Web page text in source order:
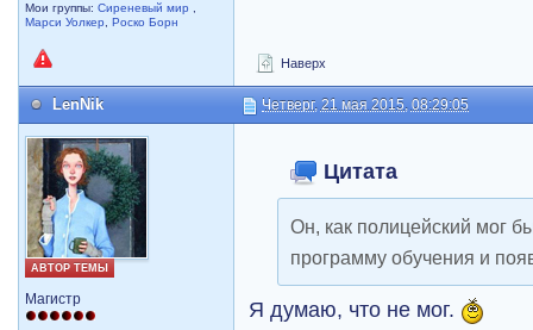
Мои группы:Сиреневый мир
Марси Уолкер
,Роско Борн
Наверх
LenNik Четверг, 21 мая 2015, 08:29:05
АВТОР ТЕМЫ
Магистр
Цитата
Он, как полицейский мог
программу обучения и
Я думаю, что не мог.